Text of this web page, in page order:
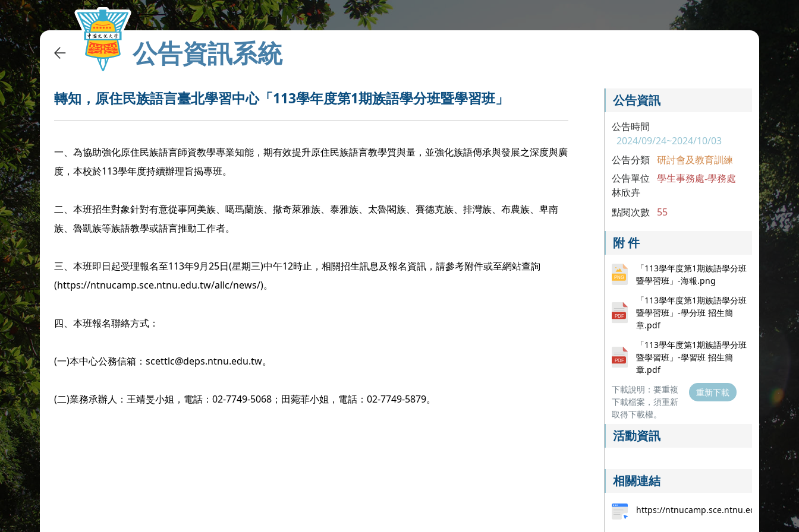
公告資訊系統
轉知，原住民族語言臺北學習中心「113學年度第1期族語學分班暨學習班」
一、為協助強化原住民族語言師資教學專業知能，期有效提升原住民族語言教學質與量，並強化族語傳承與發展之深度與廣
度，本校於113學年度持續辦理旨揭專班。
二、本班招生對象針對有意從事阿美族、噶瑪蘭族、撒奇萊雅族、泰雅族、太魯閣族、賽德克族、排灣族、布農族、卑南
族、魯凱族等族語教學或語言推動工作者。
三、本班即日起受理報名至113年9月25日(星期三)中午12時止，相關招生訊息及報名資訊，請參考附件或至網站查詢
(https://ntnucamp.sce.ntnu.edu.tw/allc/news/)。
四、本班報名聯絡方式：
(一)本中心公務信箱：scettlc@deps.ntnu.edu.tw。
(二)業務承辦人：王靖旻小姐，電話：02-7749-5068；田菀菲小姐，電話：02-7749-5879。
公告資訊
公告時間
2024/09/24~2024/10/03
公告分類 研討會及教育訓練
公告單位
學生事務處-學務處
林欣卉
點閱次數 55
附 件
「113學年度第1期族語學分班
暨學習班」-海報.png
「113學年度第1期族語學分班
暨學習班」-學分班 招生簡
章.pdf
「113學年度第1期族語學分班
暨學習班」-學習班 招生簡
章.pdf
下載說明：要重複
下載檔案，須重新
取得下載權。
重新下載
活動資訊
相關連結
https://ntnucamp.sce.ntnu.edu.tw/allc/